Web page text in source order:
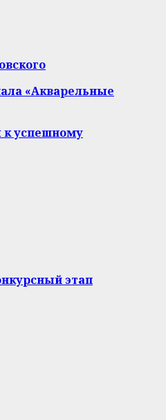
«Акварельные
к успешному
этап